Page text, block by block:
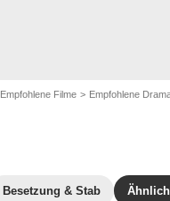
Empfohlene Filme Empfohlene
Besetzung & Stab